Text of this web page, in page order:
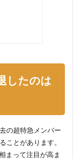
したのは
の超特急メンバー
ことがあります。
まって注目が高ま